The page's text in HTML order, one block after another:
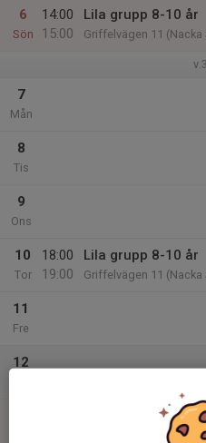
6
Sön
14:00
15:00
Lila grupp 8-10 år
Griffelvägen 11
7
Mån
8
Tis
9
Ons
10
Tor
18:00
19:00
Lila grupp 8-10 år
Griffelvägen 11
11
Fre
12
Lila grupp 8-10 år
Griffelvägen 11 (Nacka